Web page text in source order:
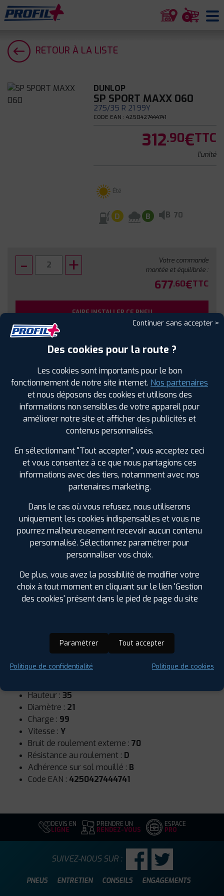
0
RETOUR À LA LISTE
DUNLOP
SP SPORT MAXX 060
275/35 R 21 99Y
CODE EAN : 4250427444741
312.90€TTC
l'unité
Été
D B B 70
Votre commande
montée et équilibrée :
677.60€TTC
FAIRE INSTALLER CE PNEU
Sous réserve de disponibilité en agence
SPÉCIFICATIONS AVIS CLIENTS ÉTIQUETAGE
Étiquetage
Runflat :Non
Hauteur : 35
Diamètre : 21
Charge : 99
Vitesse : Y
Bruit de roulement externe : 70
Résistance au roulement : D
Adhérence sur sol mouillé : B
Code EAN : 4250427444741
DEVIS EN
LIGNE
PRENDRE UN
RENDEZ-VOUS
ESPACE
PRO
PNEUS ENTRETIEN CONSEILS ENGAGEMENTS
SUIVEZ-NOUS SUR :
Continuer sans accepter >
Des cookies pour la route ?
Les cookies sont importants pour le bon
fonctionnement de notre site internet. Nos partenaires
et nous déposons des cookies et utilisons des
informations non sensibles de votre appareil pour
améliorer notre site et afficher des publicités et
contenus personnalisés.
En sélectionnant "Tout accepter", vous acceptez ceci
et vous consentez à ce que nous partagions ces
informations avec des tiers, notamment avec nos
partenaires marketing.
Dans le cas où vous refusez, nous utiliserons
uniquement les cookies indispensables et vous ne
pourrez malheureusement recevoir aucun contenu
personnalisé. Sélectionnez paramétrer pour
personnaliser vos choix.
De plus, vous avez la possibilité de modifier votre
choix à tout moment en cliquant sur le lien 'Gestion
des cookies' présent dans le pied de page du site
Paramétrer Tout accepter
Politique de confidentialité Politique de cookies